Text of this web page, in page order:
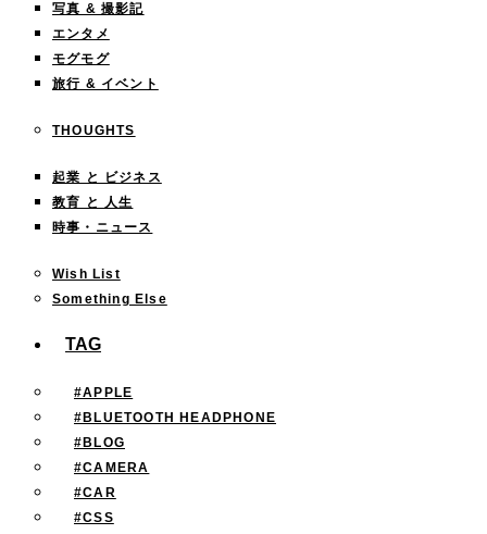
写真 & 撮影記
エンタメ
モグモグ
旅行 & イベント
THOUGHTS
起業 と ビジネス
教育 と 人生
時事・ニュース
Wish List
Something Else
TAG
#APPLE
#BLUETOOTH HEADPHONE
#BLOG
#CAMERA
#CAR
#CSS